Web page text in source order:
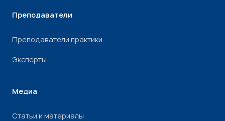
Преподаватели
Преподаватели практики
Эксперты
Медиа
Статьи и материалы